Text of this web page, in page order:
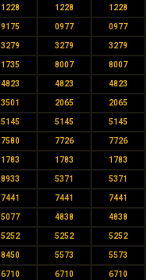
1228 1228 1228
9175 0977 0977
3279 3279 3279
1735 8007 8007
4823 4823 4823
3501 2065 2065
5145 5145 5145
7580 7726 7726
1783 1783 1783
8933 5371 5371
7441 7441 7441
5077 4838 4838
5252 5252 5252
8450 5573 5573
6710 6710 6710